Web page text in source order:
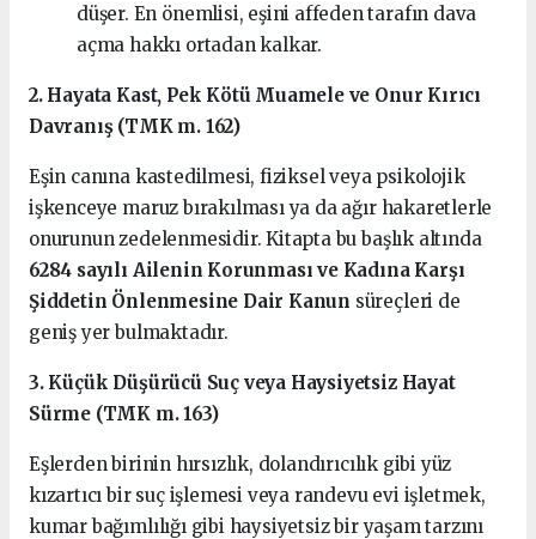
düşer. En önemlisi, eşini affeden tarafın dava
açma hakkı ortadan kalkar.
2. Hayata Kast, Pek Kötü Muamele ve Onur Kırıcı
Davranış (TMK m. 162)
Eşin canına kastedilmesi, fiziksel veya psikolojik
işkenceye maruz bırakılması ya da ağır hakaretlerle
onurunun zedelenmesidir. Kitapta bu başlık altında
6284 sayılı Ailenin Korunması ve Kadına Karşı
Şiddetin Önlenmesine Dair Kanun süreçleri de
geniş yer bulmaktadır.
3. Küçük Düşürücü Suç veya Haysiyetsiz Hayat
Sürme (TMK m. 163)
Eşlerden birinin hırsızlık, dolandırıcılık gibi yüz
kızartıcı bir suç işlemesi veya randevu evi işletmek,
kumar bağımlılığı gibi haysiyetsiz bir yaşam tarzını